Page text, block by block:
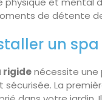
de détente
un spa
rigidenécessite une
La